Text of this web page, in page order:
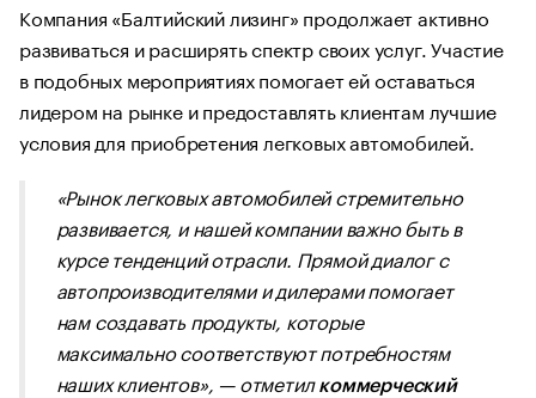
Компания «Балтийский лизинг» продолжает активно
развиваться и расширять спектр своих услуг. Участие
в подобных мероприятиях помогает ей оставаться
лидером на рынке и предоставлять клиентам лучшие
условия для приобретения легковых автомобилей.
«Рынок легковых автомобилей стремительно
развивается, и нашей компании важно быть в
курсе тенденций отрасли. Прямой диалог с
автопроизводителями и дилерами помогает
нам создавать продукты, которые
максимально соответствуют потребностям
наших клиентов», — отметилкоммерческий